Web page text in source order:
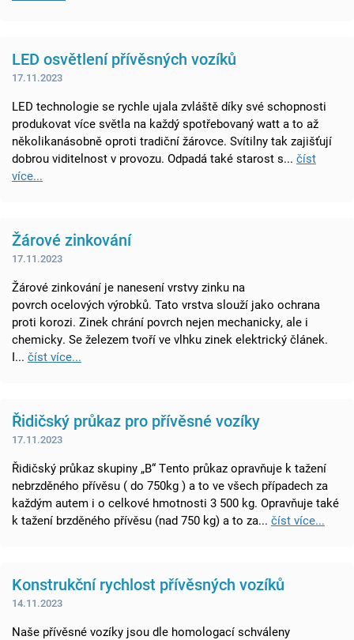
LED osvětlení přívěsných vozíků
17.11.2023
LED technologie se rychle ujala zvláště díky své schopnosti
produkovat více světla na každý spotřebovaný watt a to až
několikanásobně oproti tradiční žárovce. Svítilny tak zajišťují
dobrou viditelnost v provozu. Odpadá také starost s... číst
více...
Žárové zinkování
17.11.2023
Žárové zinkování je nanesení vrstvy zinku na
povrch ocelových výrobků. Tato vrstva slouží jako ochrana
proti korozi. Zinek chrání povrch nejen mechanicky, ale i
chemicky. Se železem tvoří ve vlhku zinek elektrický článek.
I... číst více...
Řidičský průkaz pro přívěsné vozíky
17.11.2023
Řidičský průkaz skupiny „B“ Tento průkaz opravňuje k tažení
nebrzděného přívěsu ( do 750kg ) a to ve všech případech za
každým autem i o celkové hmotnosti 3 500 kg. Opravňuje také
k tažení brzděného přívěsu (nad 750 kg) a to za... číst více...
Konstrukční rychlost přívěsných vozíků
14.11.2023
Naše přívěsné vozíky jsou dle homologací schváleny